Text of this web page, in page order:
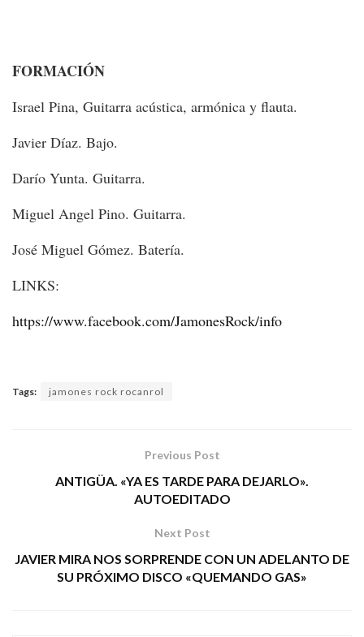
FORMACIÓN
Israel Pina, Guitarra acústica, armónica y flauta.
Javier Díaz. Bajo.
Darío Yunta. Guitarra.
Miguel Angel Pino. Guitarra.
José Miguel Gómez. Batería.
LINKS:
https://www.facebook.com/JamonesRock/info
Tags: jamones rock rocanrol
Previous Post
ANTIGÜA. «YA ES TARDE PARA DEJARLO».
AUTOEDITADO
Next Post
JAVIER MIRA NOS SORPRENDE CON UN ADELANTO DE
SU PRÓXIMO DISCO «QUEMANDO GAS»